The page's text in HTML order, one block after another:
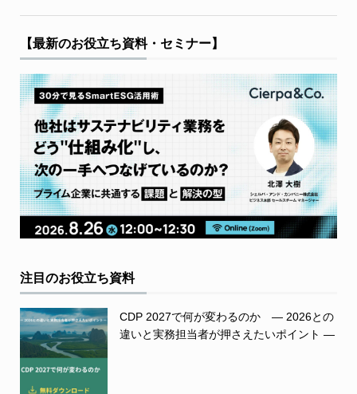
【最新のお役立ち資料・セミナー】
注目のお役立ち資料
CDP 2027で何が変わるのか ― 2026との
違いと実務担当者が押さえたいポイント ―